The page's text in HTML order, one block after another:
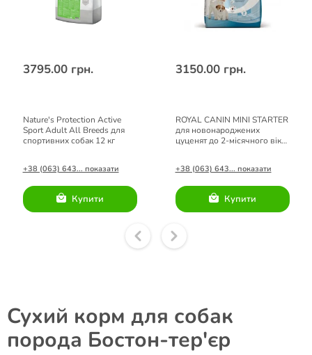
3795.00 грн.
Nature's Protection Active
Sport Adult All Breeds для
спортивних собак 12 кг
+38 (063) 643... показати
Купити
3150.00 грн.
ROYAL CANIN MINI STARTER
для новонароджених
цуценят до 2-місячного віку
+38 (063) 643... показати
Купити
Сухий корм для собак
порода Бостон-тер'єр